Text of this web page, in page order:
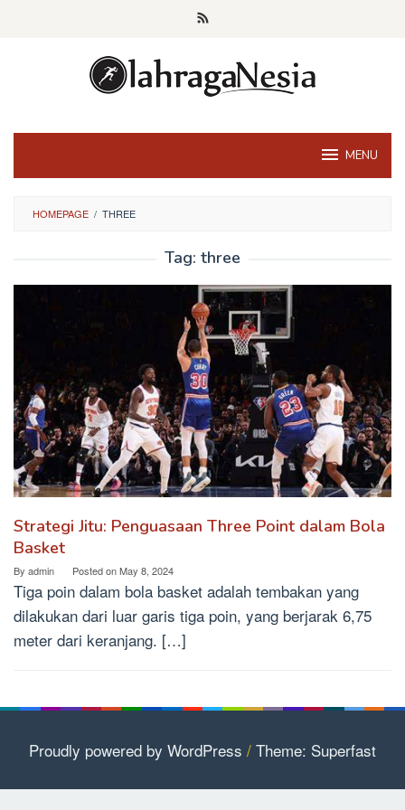
MENU
HOMEPAGE / THREE
Tag: three
Strategi Jitu: Penguasaan Three Point dalam Bola
Basket
By admin Posted onMay 8, 2024
Tiga poin dalam bola basket adalah tembakan yang
dilakukan dari luar garis tiga poin, yang berjarak 6,75
meter dari keranjang. […]
Proudly powered by WordPress / Theme: Superfast